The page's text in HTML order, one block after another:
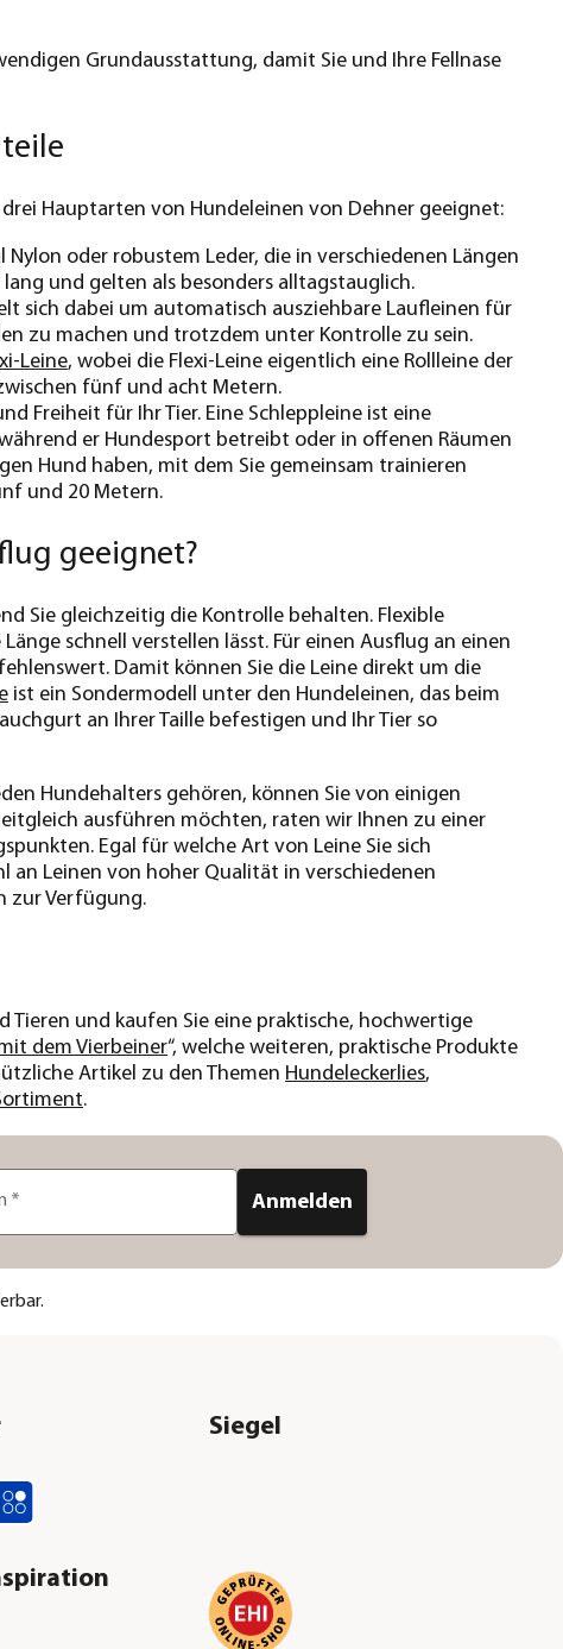
Grundausstattung, damit Sie und Ihre Fellnase
Hauptarten von Hundeleinen von Dehner geeignet:
oder robustem Leder, die in verschiedenen Längen
und gelten als besonders alltagstauglich.
sich dabei um automatisch ausziehbare Laufleinen für
zu machen und trotzdem unter Kontrolle zu sein.
Leine, wobei die Flexi-Leine eigentlich eine Rollleine der
fünf und acht Metern.
Freiheit für Ihr Tier. Eine Schleppleine ist eine
er Hundesport betreibt oder in offenen Räumen
Hund haben, mit dem Sie gemeinsam trainieren
und 20 Metern.
geeignet?
Sie gleichzeitig die Kontrolle behalten. Flexible
schnell verstellen lässt. Für einen Ausflug an einen
Damit können Sie die Leine direkt um die
ist ein Sondermodell unter den Hundeleinen, das beim
an Ihrer Taille befestigen und Ihr Tier so
Hundehalters gehören, können Sie von einigen
ausführen möchten, raten wir Ihnen zu einer
Egal für welche Art von Leine Sie sich
an Leinen von hoher Qualität in verschiedenen
zur Verfügung.
Tieren und kaufen Sie eine praktische, hochwertige
dem Vierbeiner“, welche weiteren, praktische Produkte
Artikel zu den Themen Hundeleckerlies,
.
* Anmelden
Siegel